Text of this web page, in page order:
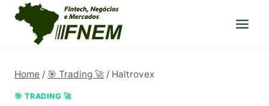
Pular
para
Home / 🎯 Trading 🚀 / Haltrovex
🎯 TRADING 🚀